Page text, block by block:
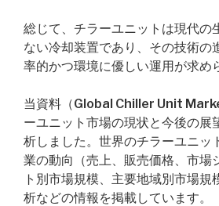
総じて、チラーユニットは現代の
ない冷却装置であり、その技術の
率的かつ環境に優しい運用が求め
当資料（Global Chiller Unit
ーユニット市場の現状と今後の展
析しました。世界のチラーユニッ
業の動向（売上、販売価格、市場
ト別市場規模、主要地域別市場規
析などの情報を掲載しています。